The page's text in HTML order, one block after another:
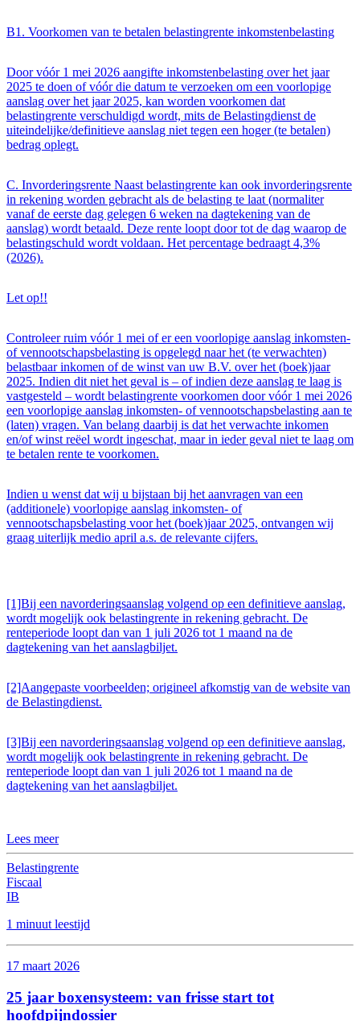
B1. Voorkomen van te betalen belastingrente inkomstenbelasting
Door vóór 1 mei 2026 aangifte inkomstenbelasting over het jaar
2025 te doen of vóór die datum te verzoeken om een voorlopige
aanslag over het jaar 2025, kan worden voorkomen dat
belastingrente verschuldigd wordt, mits de Belastingdienst de
uiteindelijke/definitieve aanslag niet tegen een hoger (te betalen)
bedrag oplegt.
C. Invorderingsrente Naast belastingrente kan ook invorderingsrente
in rekening worden gebracht als de belasting te laat (normaliter
vanaf de eerste dag gelegen 6 weken na dagtekening van de
aanslag) wordt betaald. Deze rente loopt door tot de dag waarop de
belastingschuld wordt voldaan. Het percentage bedraagt 4,3%
(2026).
Let op!!
Controleer ruim vóór 1 mei of er een voorlopige aanslag inkomsten-
of vennootschapsbelasting is opgelegd naar het (te verwachten)
belastbaar inkomen of de winst van uw B.V. over het (boek)jaar
2025. Indien dit niet het geval is – of indien deze aanslag te laag is
vastgesteld – wordt belastingrente voorkomen door vóór 1 mei 2026
een voorlopige aanslag inkomsten- of vennootschapsbelasting aan te
(laten) vragen. Van belang daarbij is dat het verwachte inkomen
en/of winst reëel wordt ingeschat, maar in ieder geval niet te laag om
te betalen rente te voorkomen.
Indien u wenst dat wij u bijstaan bij het aanvragen van een
(additionele) voorlopige aanslag inkomsten- of
vennootschapsbelasting voor het (boek)jaar 2025, ontvangen wij
graag uiterlijk medio april a.s. de relevante cijfers.
[1]Bij een navorderingsaanslag volgend op een definitieve aanslag,
wordt mogelijk ook belastingrente in rekening gebracht. De
renteperiode loopt dan van 1 juli 2026 tot 1 maand na de
dagtekening van het aanslagbiljet.
[2]Aangepaste voorbeelden; origineel afkomstig van de website van
de Belastingdienst.
[3]Bij een navorderingsaanslag volgend op een definitieve aanslag,
wordt mogelijk ook belastingrente in rekening gebracht. De
renteperiode loopt dan van 1 juli 2026 tot 1 maand na de
dagtekening van het aanslagbiljet.
Lees meer
Belastingrente
Fiscaal
IB
1 minuut leestijd
17 maart 2026
25 jaar boxensysteem: van frisse start tot
hoofdpijndossier